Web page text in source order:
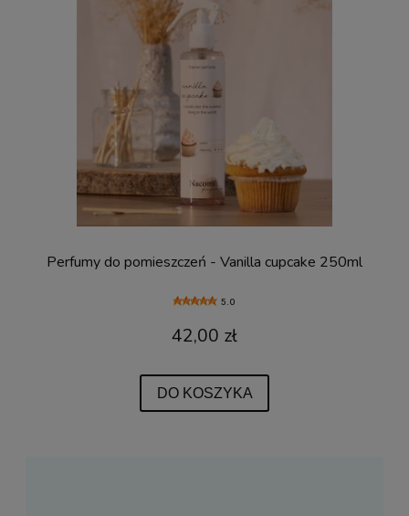
Perfumy do pomieszczeń - Vanilla cupcake 250ml
5.0
42,00 zł
DO KOSZYKA